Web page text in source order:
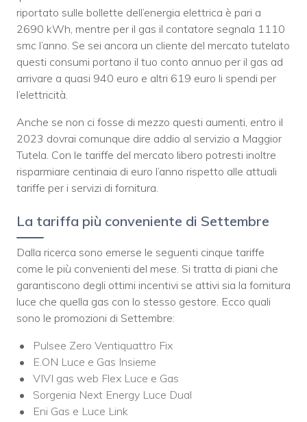
riportato sulle bollette dell’energia elettrica è pari a
2690 kWh, mentre per il gas il contatore segnala 1110
smc l’anno. Se sei ancora un cliente del mercato tutelato
questi consumi portano il tuo conto annuo per il gas ad
arrivare a quasi 940 euro e altri 619 euro li spendi per
l’elettricità.
Anche se non ci fosse di mezzo questi aumenti, entro il
2023 dovrai comunque dire addio al servizio a Maggior
Tutela. Con le tariffe del mercato libero potresti inoltre
risparmiare centinaia di euro l’anno rispetto alle attuali
tariffe per i servizi di fornitura.
La tariffa più conveniente di Settembre
Dalla ricerca sono emerse le seguenti cinque tariffe
come le più convenienti del mese. Si tratta di piani che
garantiscono degli ottimi incentivi se attivi sia la fornitura
luce che quella gas con lo stesso gestore. Ecco quali
sono le promozioni di Settembre:
Pulsee Zero Ventiquattro Fix
E.ON Luce e Gas Insieme
VIVI gas web Flex Luce e Gas
Sorgenia Next Energy Luce Dual
Eni Gas e Luce Link